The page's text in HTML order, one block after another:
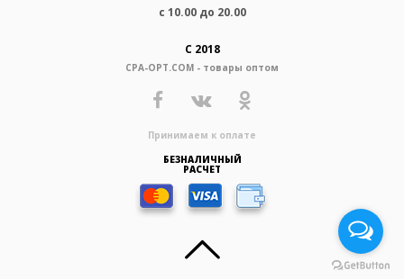
с 10.00 до 20.00
С 2018
CPA-OPT.COM - товары оптом
Принимаем к оплате
БЕЗНАЛИЧНЫЙ
РАСЧЕТ